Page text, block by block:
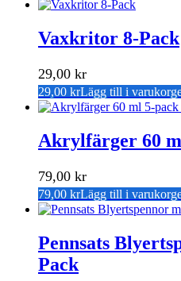
Vaxkritor 8-Pack
29,00 kr
29,00 krLägg till i
Akrylfärger 60
79,00 kr
79,00 krLägg till i
Pennsats
Pack